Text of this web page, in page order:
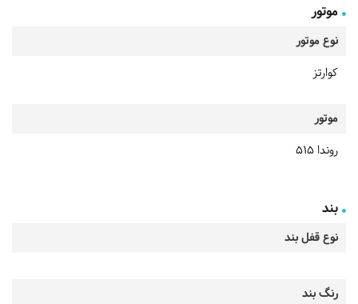
موتور
نوع موتور
کوارتز
موتور
روندا 515
بند
نوع قفل بند
رنگ بند